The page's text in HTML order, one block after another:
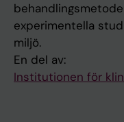
experimentella
miljö.
En del av:
Institutionen för